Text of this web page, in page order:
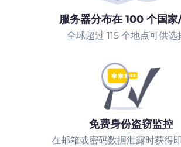
服务器分布在 100 个国
全球超过 115 个地点可供选
免费身份盗窃监控
在邮箱或密码数据泄露时获得